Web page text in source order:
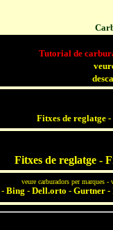
Tutorial de
-
Fitxes de reglatge
Fitxes de reglatge -
veure carburadors per marques -
- Bing - Dell.orto - Gurtner -